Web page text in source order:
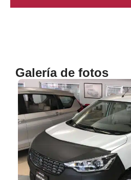
Galería de fotos